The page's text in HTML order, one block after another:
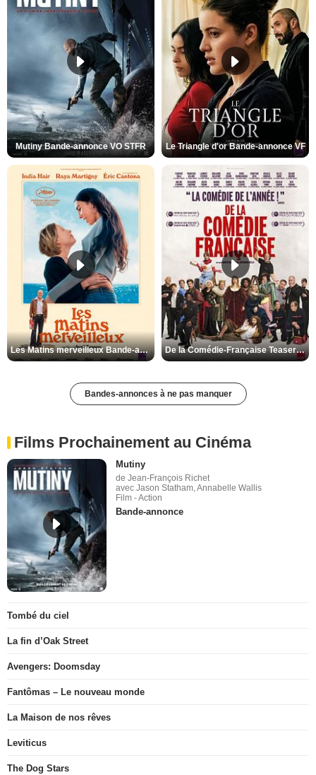
Mutiny Bande-annonce VO STFR Le Triangle d'or Bande-annonce VF
Les Matins merveilleux Bande-annonce VF De la Comédie-Française Teaser VF
Bandes-annonces à ne pas manquer
Films Prochainement au Cinéma
Mutiny
de Jean-François Richet
avec Jason Statham, Annabelle Wallis
Film - Action
Bande-annonce
Tombé du ciel
La fin d’Oak Street
Avengers: Doomsday
Fantômas – Le nouveau monde
La Maison de nos rêves
Leviticus
The Dog Stars